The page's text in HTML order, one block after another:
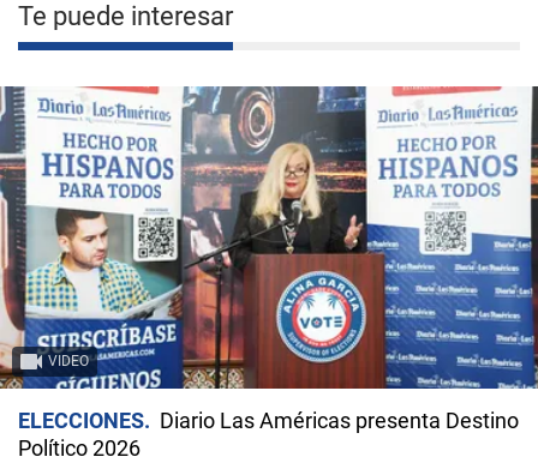
Te puede interesar
VIDEO
ELECCIONES
Diario Las Américas presenta Destino
Político 2026